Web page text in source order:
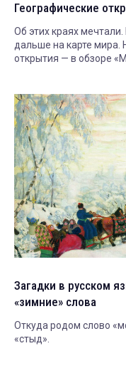
Географические
Об этих краях
дальше на карте мира.
открытия — в обзоре
Загадки в русском
«зимние» слова
Откуда родом слово
«стыд».